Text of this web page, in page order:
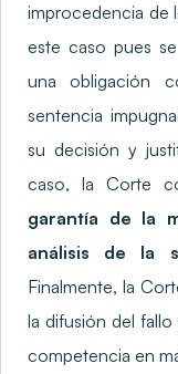
improcedencia de
este caso pues
una obligación
sentencia
su decisión y
caso, la Corte
garantía de la
análisis de la
Finalmente, la
la difusión del
competencia en